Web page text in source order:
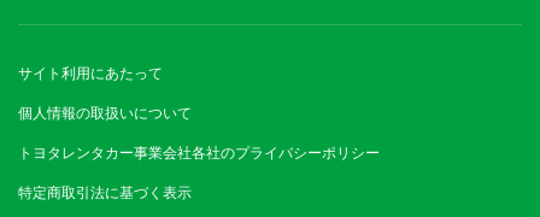
サイト利用にあたって
個人情報の取扱いについて
トヨタレンタカー事業会社各社のプライバシーポリシー
特定商取引法に基づく表示